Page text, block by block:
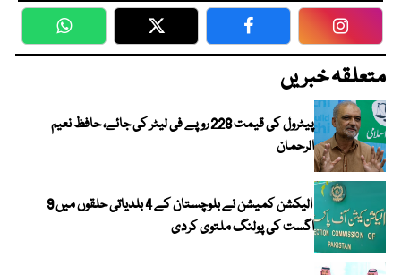
WhatsApp Twitter Facebook
متعلقہ خبریں
پیٹرول کی قیمت 228 روپے فی لیٹر کی جائے، حافظ نعیم
الرحمان
الیکشن کمیشن نے بلوچستان کے 4 بلدیاتی حلقوں میں 9
اگست کی پولنگ ملتوی کردی